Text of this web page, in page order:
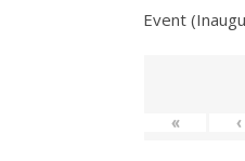
Event
« ‹